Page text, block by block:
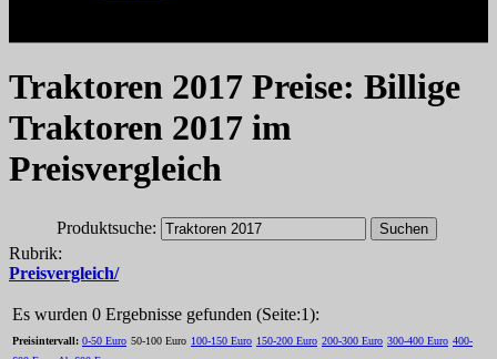
Traktoren 2017 Preise: Billige
Traktoren 2017 im
Preisvergleich
Produktsuche:
Rubrik:
Preisvergleich/
Es wurden 0 Ergebnisse gefunden (Seite:1):
Preisintervall: 0-50 Euro 50-100 Euro 100-150 Euro 150-200 Euro 200-300 Euro 300-400 Euro 400-